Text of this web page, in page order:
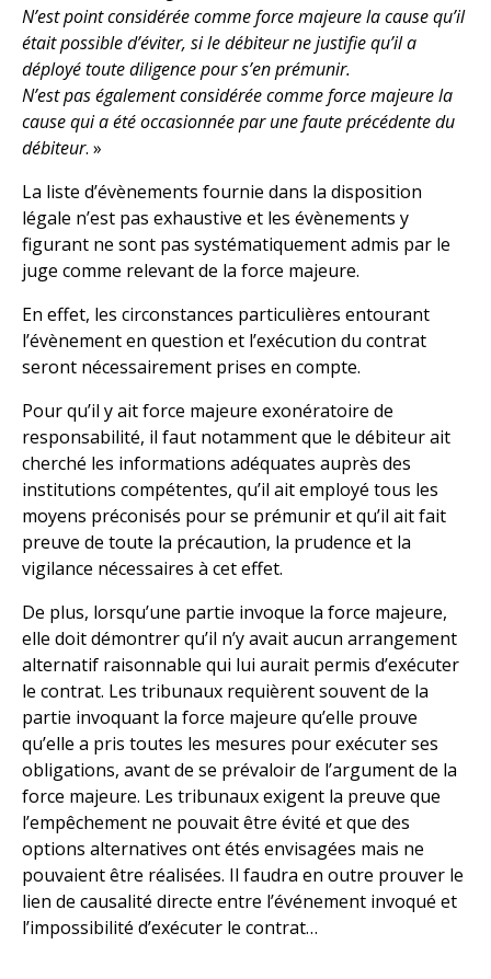
N’est point considérée comme force majeure la cause qu’il
était possible d’éviter, si le débiteur ne justifie qu’il a
déployé toute diligence pour s’en prémunir.
N’est pas également considérée comme force majeure la
cause qui a été occasionnée par une faute précédente du
débiteur. »
La liste d’évènements fournie dans la disposition
légale n’est pas exhaustive et les évènements y
figurant ne sont pas systématiquement admis par le
juge comme relevant de la force majeure.
En effet, les circonstances particulières entourant
l’évènement en question et l’exécution du contrat
seront nécessairement prises en compte.
Pour qu’il y ait force majeure exonératoire de
responsabilité, il faut notamment que le débiteur ait
cherché les informations adéquates auprès des
institutions compétentes, qu’il ait employé tous les
moyens préconisés pour se prémunir et qu’il ait fait
preuve de toute la précaution, la prudence et la
vigilance nécessaires à cet effet.
De plus, lorsqu’une partie invoque la force majeure,
elle doit démontrer qu’il n’y avait aucun arrangement
alternatif raisonnable qui lui aurait permis d’exécuter
le contrat. Les tribunaux requièrent souvent de la
partie invoquant la force majeure qu’elle prouve
qu’elle a pris toutes les mesures pour exécuter ses
obligations, avant de se prévaloir de l’argument de la
force majeure. Les tribunaux exigent la preuve que
l’empêchement ne pouvait être évité et que des
options alternatives ont étés envisagées mais ne
pouvaient être réalisées. Il faudra en outre prouver le
lien de causalité directe entre l’événement invoqué et
l’impossibilité d’exécuter le contrat…